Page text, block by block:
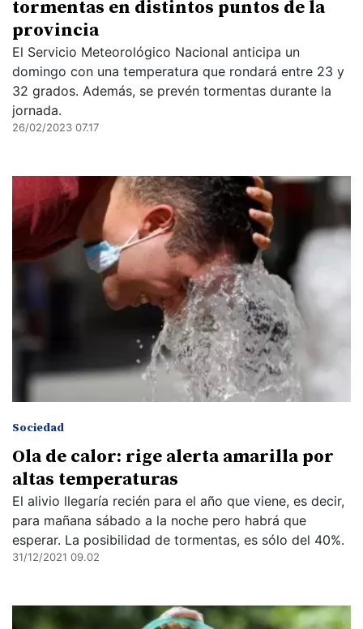
tormentas en distintos puntos de la
provincia
El Servicio Meteorológico Nacional anticipa un
domingo con una temperatura que rondará entre 23 y
32 grados. Además, se prevén tormentas durante la
jornada.
26/02/2023 07.17
Sociedad
Ola de calor: rige alerta amarilla por
altas temperaturas
El alivio llegaría recién para el año que viene, es decir,
para mañana sábado a la noche pero habrá que
esperar. La posibilidad de tormentas, es sólo del 40%.
31/12/2021 09.02